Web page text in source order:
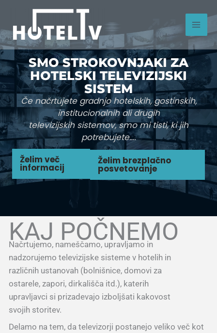
content
SMO STROKOVNJAKI ZA
HOTELSKI TELEVIZIJSKI
SISTEM
Če načrtujete gradnjo hotelskih, gostinskih,
institucionalnih ali drugih
televizijskih sistemov, smo mi tisti, ki jih
potrebujete….
Želim več
informacij
Želim brezplačno
posvetovanje
KAJ POČNEMO
Načrtujemo, nameščamo, upravljamo in
nadzorujemo televizijske sisteme v hotelih in
različnih ustanovah (bolnišnice, domovi za
ostarele, zapori, dirkališča itd.), katerih
upravljavci si prizadevajo izboljšati kakovost
svojih storitev.
Delamo na tem, da televizorji postanejo veliko več kot